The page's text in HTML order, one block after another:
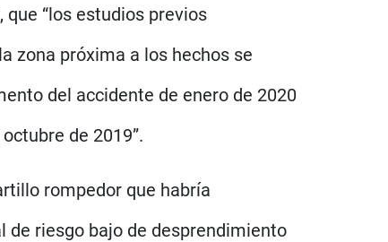
que “los estudios previos
zona próxima a los hechos se
del accidente de enero de 2020
de 2019”.
rompedor que habría
de riesgo bajo de desprendimiento